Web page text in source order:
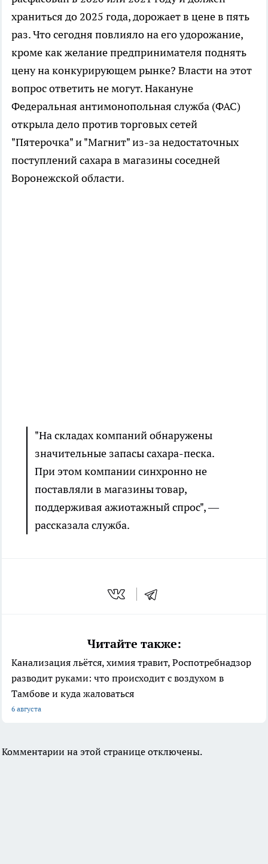
храниться до 2025 года, дорожает в цене в пять
раз. Что сегодня повлияло на его удорожание,
кроме как желание предпринимателя поднять
цену на конкурирующем рынке? Власти на этот
вопрос ответить не могут. Накануне
Федеральная антимонопольная служба (ФАС)
открыла дело против торговых сетей
"Пятерочка" и "Магнит" из-за недостаточных
поступлений сахара в магазины соседней
Воронежской области.
"На складах компаний обнаружены
значительные запасы сахара-песка.
При этом компании синхронно не
поставляли в магазины товар,
поддерживая ажиотажный спрос", —
рассказала служба.
Читайте также:
Канализация льётся, химия травит, Роспотребнадзор
разводит руками: что происходит с воздухом в
Тамбове и куда жаловаться
6 августа
Комментарии на этой странице отключены.